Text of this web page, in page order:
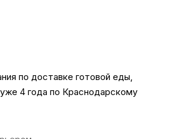
по доставке готовой еды,
4 года по Краснодарскому